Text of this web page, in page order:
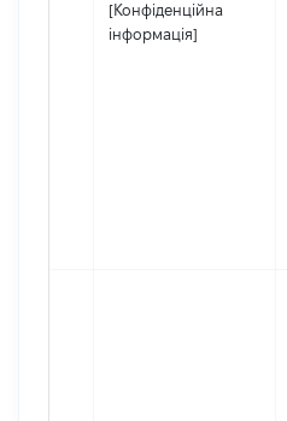
[Конфіденційна
інформація]